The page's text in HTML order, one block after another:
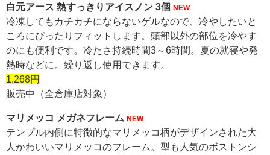
白元アース 熱すっきりアイスノン 3個 NEW
冷凍してもカチカチにならないゲルなので、冷やしたいと
ころにぴったりフィットします。頭部以外の部位を冷やす
のにも便利です。冷たさ持続時間3～6時間。夏の就寝や発
熱時などに。繰り返し使用できます。
1,268円
販売中（全倉庫店対象）
マリメッコ メガネフレーム NEW
テンプル内側に特徴的なマリメッコ柄がデザインされた大
人かわいいマリメッコのフレーム。型も人気のボストンシ